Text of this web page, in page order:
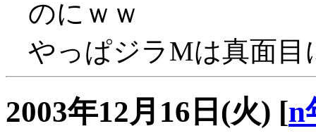
のにｗｗ
やっぱジラMは真面
2003年12月16日(火) [n